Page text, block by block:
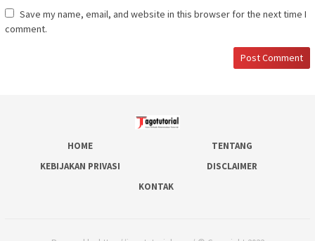
Save my name, email, and website in this browser for the next time I
comment.
HOME
TENTANG
KEBIJAKAN PRIVASI
DISCLAIMER
KONTAK